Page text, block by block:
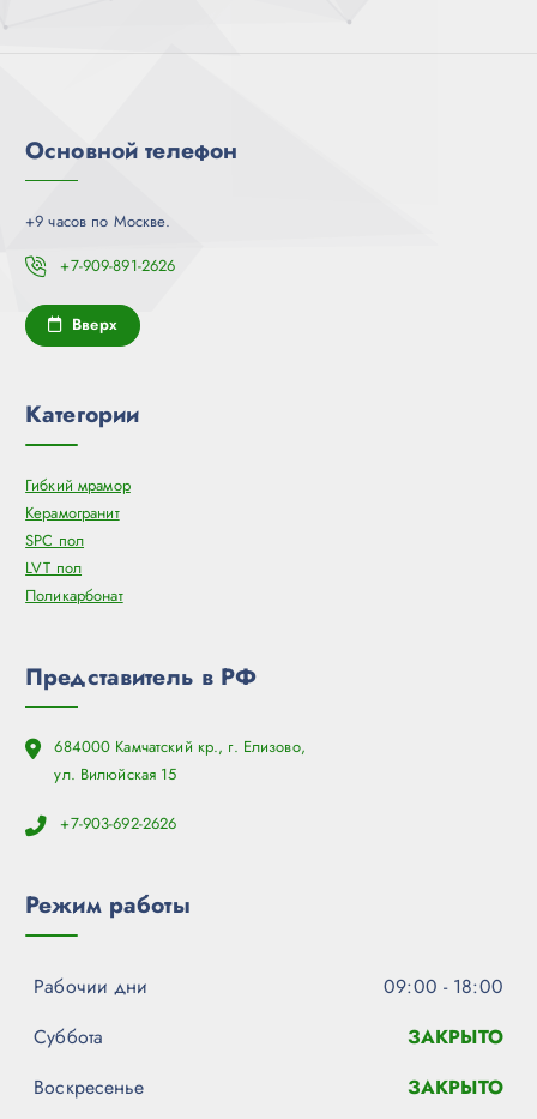
Основной телефон
+9 часов по Москве.
+7-909-891-2626
Вверх
Категории
Гибкий мрамор
Керамогранит
SPC пол
LVT пол
Поликарбонат
Представитель в РФ
684000 Камчатский кр., г. Елизово,
ул. Вилюйская 15
+7-903-692-2626
Режим работы
Рабочии дни
09:00 - 18:00
Суббота
ЗАКРЫТО
Воскресенье
ЗАКРЫТО